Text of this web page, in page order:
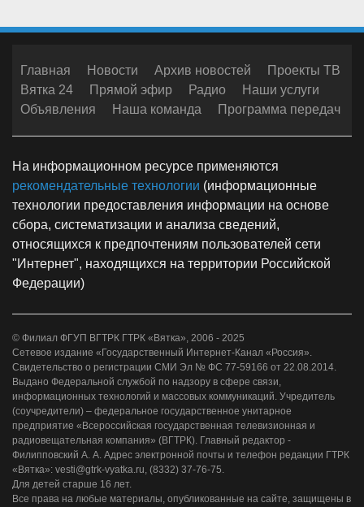
Главная Новости Архив новостей
Проекты ТВ
Вятка 24
Прямой эфир Радио
Наши услуги
Объявления
Наша команда Программа передач
На информационном ресурсе применяются
рекомендательные технологии (информационные
технологии предоставления информации на основе
сбора, систематизации и анализа сведений,
относящихся к предпочтениям пользователей сети
"Интернет", находящихся на территории Российской
Федерации)
© Филиал ФГУП ВГТРК ГТРК «Вятка», 2006 - 2025
Сетевое издание «Государственный Интернет-Канал «Россия».
Свидетельство о регистрации СМИ Эл № ФС 77-59166 от 22.08.2014.
Выдано Федеральной службой по надзору в сфере связи,
информационных технологий и массовых коммуникаций. Учредитель
(соучредители) – федеральное государственное унитарное
предприятие «Всероссийская государственная телевизионная и
радиовещательная компания» (ВГТРК). Главный редактор -
Филипповский А. А. Адрес электронной почты и телефон редакции ГТРК
«Вятка»: vesti@gtrk-vyatka.ru, (8332) 37-76-75.
Для детей старше 16 лет.
Все права на любые материалы, опубликованные на сайте, защищены в